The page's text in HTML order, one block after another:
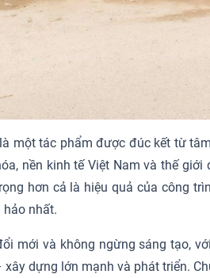
một tác phẩm được đúc kết từ
nền kinh tế Việt Nam và thế
hơn cả là hiệu quả của công
nhất.
mới và không ngừng sáng tạo,
dựng lớn mạnh và phát triển.